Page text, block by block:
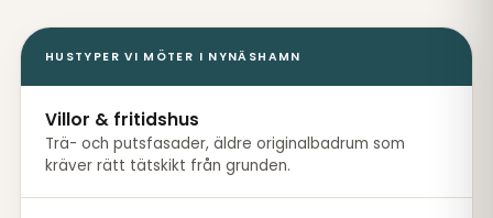
HUSTYPER VI MÖTER I NYNÄSHAMN
Villor & fritidshus
Trä- och putsfasader, äldre originalbadrum som
kräver rätt tätskikt från grunden.